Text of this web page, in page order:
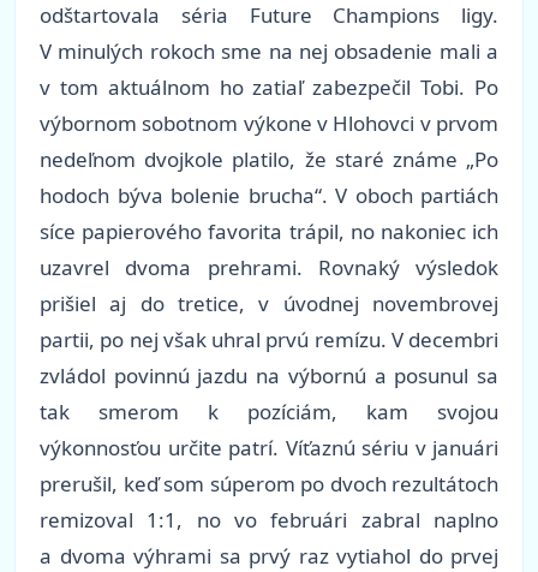
odštartovala séria Future Champions ligy.
V minulých rokoch sme na nej obsadenie mali a
v tom aktuálnom ho zatiaľ zabezpečil Tobi. Po
výbornom sobotnom výkone v Hlohovci v prvom
nedeľnom dvojkole platilo, že staré známe „Po
hodoch býva bolenie brucha“. V oboch partiách
síce papierového favorita trápil, no nakoniec ich
uzavrel dvoma prehrami. Rovnaký výsledok
prišiel aj do tretice, v úvodnej novembrovej
partii, po nej však uhral prvú remízu. V decembri
zvládol povinnú jazdu na výbornú a posunul sa
tak smerom k pozíciám, kam svojou
výkonnosťou určite patrí. Víťaznú sériu v januári
prerušil, keď som súperom po dvoch rezultátoch
remizoval 1:1, no vo februári zabral naplno
a dvoma výhrami sa prvý raz vytiahol do prvej